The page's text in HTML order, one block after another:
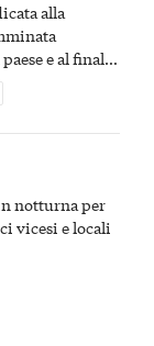
alla
e al finale
notturna per
vicesi e locali